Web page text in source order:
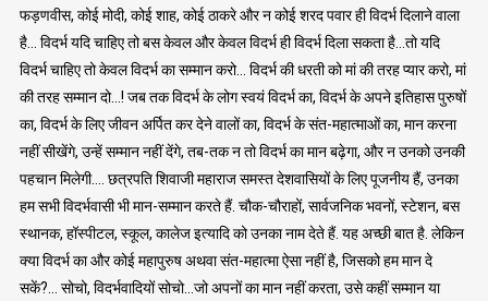
फड़णवीस, कोई मोदी, कोई शाह, कोई ठाकरे और न कोई शरद पवार ही विदर्भ दिलाने वाला
है… विदर्भ यदि चाहिए तो बस केवल और केवल विदर्भ ही विदर्भ दिला सकता है…तो यदि
विदर्भ चाहिए तो केवल विदर्भ का सम्मान करो… विदर्भ की धरती को मां की तरह प्यार करो, मां
की तरह सम्मान दो…! जब तक विदर्भ के लोग स्वयं विदर्भ का, विदर्भ के अपने इतिहास पुरुषों
का, विदर्भ के लिए जीवन अर्पित कर देने वालों का, विदर्भ के संत-महात्माओं का, मान करना
नहीं सीखेंगे, उन्हें सम्मान नहीं देंगे, तब-तक न तो विदर्भ का मान बढ़ेगा, और न उनको उनकी
पहचान मिलेगी…. छत्रपति शिवाजी महाराज समस्त देशवासियों के लिए पूजनीय हैं, उनका
हम सभी विदर्भवासी भी मान-सम्मान करते हैं. चौक-चौराहों, सार्वजनिक भवनों, स्टेशन, बस
स्थानक, हॉस्पीटल, स्कूल, कालेज इत्यादि को उनका नाम देते हैं. यह अच्छी बात है. लेकिन
क्या विदर्भ का और कोई महापुरुष अथवा संत-महात्मा ऐसा नहीं है, जिसको हम मान दे
सकें?… सोचो, विदर्भवादियों सोचो…जो अपनों का मान नहीं करता, उसे कहीं सम्मान या